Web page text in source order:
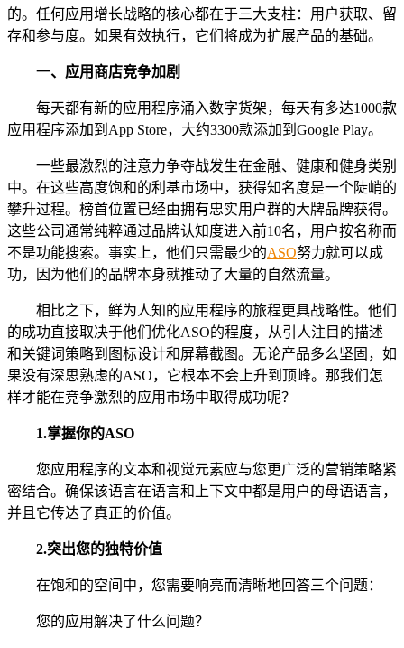
的。任何应用增长战略的核心都在于三大支柱：用户获取、留
存和参与度。如果有效执行，它们将成为扩展产品的基础。
一、 应用商店竞争加剧
每天都有新的应用程序涌入数字货架，每天有多达1000款
应用程序添加到App Store，大约3300款添加到Google Play。
一些最激烈的注意力争夺战发生在金融、健康和健身类别
中。在这些高度饱和的利基市场中，获得知名度是一个陡峭的
攀升过程。榜首位置已经由拥有忠实用户群的大牌品牌获得。
这些公司通常纯粹通过品牌认知度进入前10名，用户按名称而
不是功能搜索。事实上，他们只需最少的ASO努力就可以成
功，因为他们的品牌本身就推动了大量的自然流量。
相比之下，鲜为人知的应用程序的旅程更具战略性。他们
的成功直接取决于他们优化ASO的程度，从引人注目的描述
和关键词策略到图标设计和屏幕截图。无论产品多么坚固，如
果没有深思熟虑的ASO，它根本不会上升到顶峰。那我们怎
样才能在竞争激烈的应用市场中取得成功呢？
1.掌握你的ASO
您应用程序的文本和视觉元素应与您更广泛的营销策略紧
密结合。确保该语言在语言和上下文中都是用户的母语语言，
并且它传达了真正的价值。
2.突出您的独特价值
在饱和的空间中，您需要响亮而清晰地回答三个问题：
您的应用解决了什么问题？